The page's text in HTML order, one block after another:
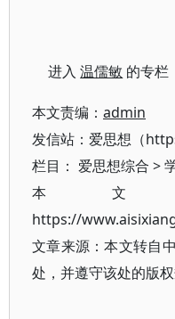
进入温儒敏 的专
本文责编： admin
发信站：爱思想（
栏目： 爱思想综合 >
本文
https://
文章来源：本文转自
处，并遵守该处的版权